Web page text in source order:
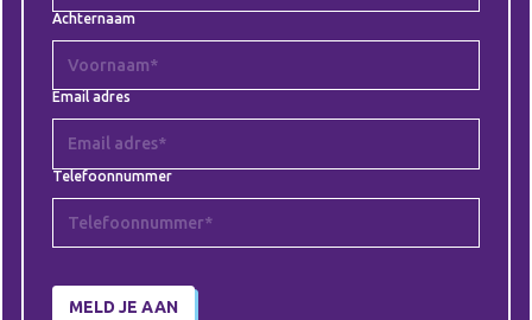
Achternaam
Email adres
Telefoonnummer